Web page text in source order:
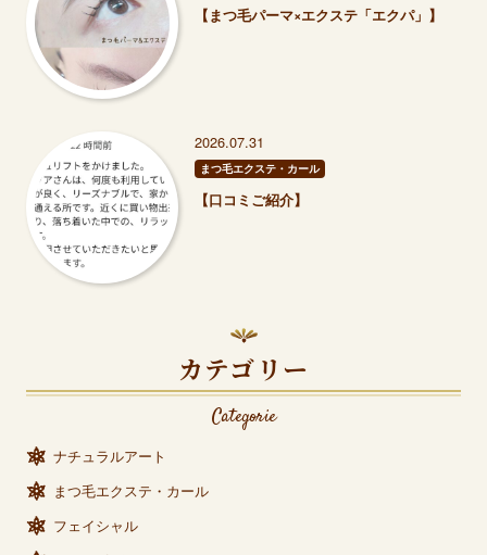
【まつ毛パーマ×エクステ「エクパ」】
2026.07.31
まつ毛エクステ・カール
【口コミご紹介】
カテゴリー
Categorie
ナチュラルアート
まつ毛エクステ・カール
フェイシャル